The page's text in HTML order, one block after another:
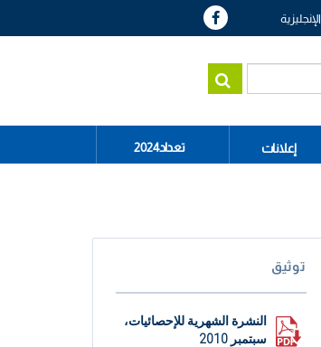
الإنجليزية
إعلانات تعداد2024
توثيق
النشرة الشهرية للإحصائيات،
سبتمبر 2010